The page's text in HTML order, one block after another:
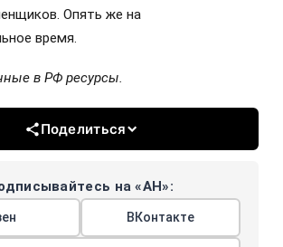
Опять же на
время.
в РФ ресурсы.
Поделиться
на «АН»:
ВКонтакте